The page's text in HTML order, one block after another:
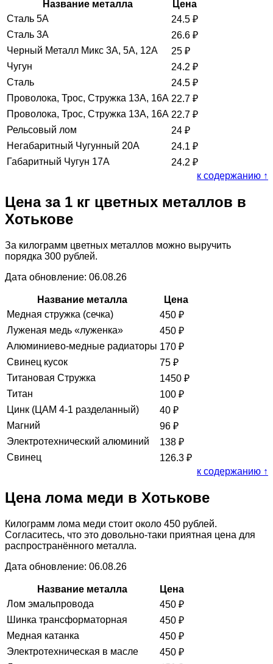
Название металла
Цена
Сталь 5А
24.5 ₽
Сталь 3А
26.6 ₽
Черный Металл Микс 3А, 5А, 12А
25 ₽
Чугун
24.2 ₽
Сталь
24.5 ₽
Проволока, Трос, Стружка 13А, 16А 22.7 ₽
Проволока, Трос, Стружка 13А, 16А 22.7 ₽
Рельсовый лом
24 ₽
Негабаритный Чугунный 20А
24.1 ₽
Габаритный Чугун 17А
24.2 ₽
к содержанию ↑
Цена за 1 кг цветных металлов в
Хотькове
За килограмм цветных металлов можно выручить
порядка 300 рублей.
Дата обновление: 06.08.26
Название металла
Цена
Медная стружка (сечка)
450 ₽
Луженая медь «луженка»
450 ₽
Алюминиево-медные радиаторы 170 ₽
Свинец кусок
75 ₽
Титановая Стружка
1450 ₽
Титан
100 ₽
Цинк (ЦАМ 4-1 разделанный)
40 ₽
Магний
96 ₽
Электротехнический алюминий
138 ₽
Свинец
126.3 ₽
к содержанию ↑
Цена лома меди в Хотькове
Килограмм лома меди стоит около 450 рублей.
Согласитесь, что это довольно-таки приятная цена для
распространённого металла.
Дата обновление: 06.08.26
Название металла
Цена
Лом эмальпровода
450 ₽
Шинка трансформаторная
450 ₽
Медная катанка
450 ₽
Электротехническая в масле
450 ₽